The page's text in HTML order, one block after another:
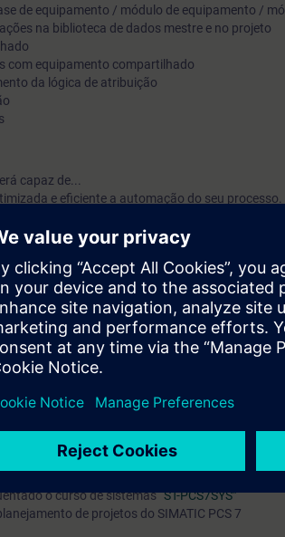
de equipamento / módulo de equipamento /
na biblioteca de dados mestre e no projeto
com equipamento compartilhado
da lógica de atribuição
capaz de...
e eficiente a automação do seu processo.
com os Tipos de Módulos de Controle (CMTs) e
o hardware.
e definir a visualização no sistema
de engenharia para a criação dos
instância para tipos SFC.
com “Tipos de Módulos de Equipamento”
a visualização correspondente de forma
bibliotecas de dados mestre e nos projetos.
e configurar a lógica de atribuição
engenharia elétrica, sistemas de controle e
o curso de sistemas“ST-PCS7SYS”
de projetos do SIMATIC PCS 7